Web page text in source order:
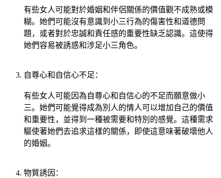
有些女人可能對於婚姻和伴侶關係的價值觀不成熟或模
糊。她們可能沒有意識到小三行為的傷害性和道德問
題，或者對於忠誠和責任感的重要性缺乏認識。這使得
她們容易被誘惑和涉足小三角色。
自尊心和自信心不足：
有些女人可能因為自尊心和自信心的不足而願意做小
三。她們可能覺得成為別人的情人可以增加自己的價值
和重要性，並得到一種被需要和特別的感覺。這種需求
驅使著她們去追求這樣的關係，即使這意味著破壞他人
的婚姻。
物質誘因：